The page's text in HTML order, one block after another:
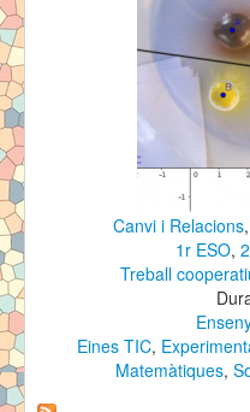
Canvi i Relacions,
1r ESO,
Treball
Eines TIC,
Matemàtiques,